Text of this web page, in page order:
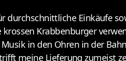
durchschnittliche Einkäufe
Krabbenburger
in den Ohren in der
meine Lieferung zumeist